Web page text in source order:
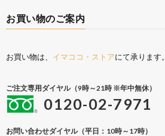
お買い物のご案内
お買い物は、 イマココ・ストアにて承ります。
ご注文専用ダイヤル（9時～21時 ※年中無休）
0120-02-7971
お問い合わせダイヤル（平日：10時～17時）